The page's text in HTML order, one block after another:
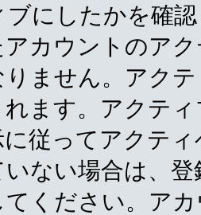
ブにしたかを確
アカウントのア
りません。アク
れます。アクテ
従ってアクテ
ない場合は、
てください。ア